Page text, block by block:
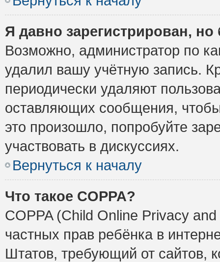
Я давно зарегистрирован,
Возможно, администратор по
удалил вашу учётную запись.
периодически удаляют
оставляющих сообщения,
это произошло, попробуйте
участвовать в дискуссиях.
Вернуться к началу
Что такое COPPA?
COPPA (Child Online Privacy
частных прав ребёнка в
Штатов, требующий от сайтов,